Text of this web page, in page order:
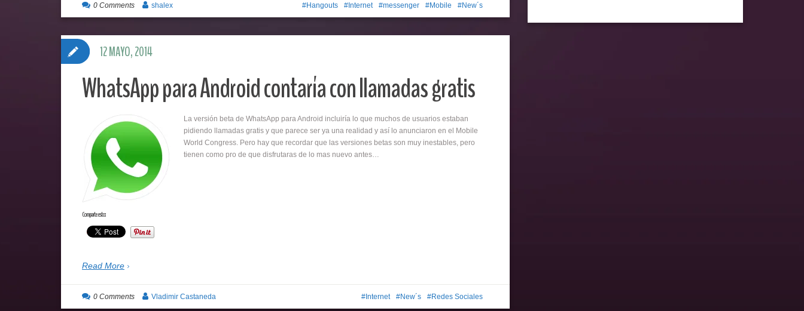
Hangouts Internet messenger Mobile New´s
0 Comments shalex
WhatsApp para Android contaría con llamadas gratis
La versión beta de WhatsApp para Android incluiría lo que muchos de usuarios estaban
pidiendo llamadas gratis y que parece ser ya una realidad y así lo anunciaron en el Mobile
World Congress. Pero hay que recordar que las versiones betas son muy inestables, pero
tienen como pro de que disfrutaras de lo mas nuevo antes…
Comparte esto:
Read More
12 MAYO, 2014
Internet New´s Redes Sociales
0 Comments Vladimir Castaneda